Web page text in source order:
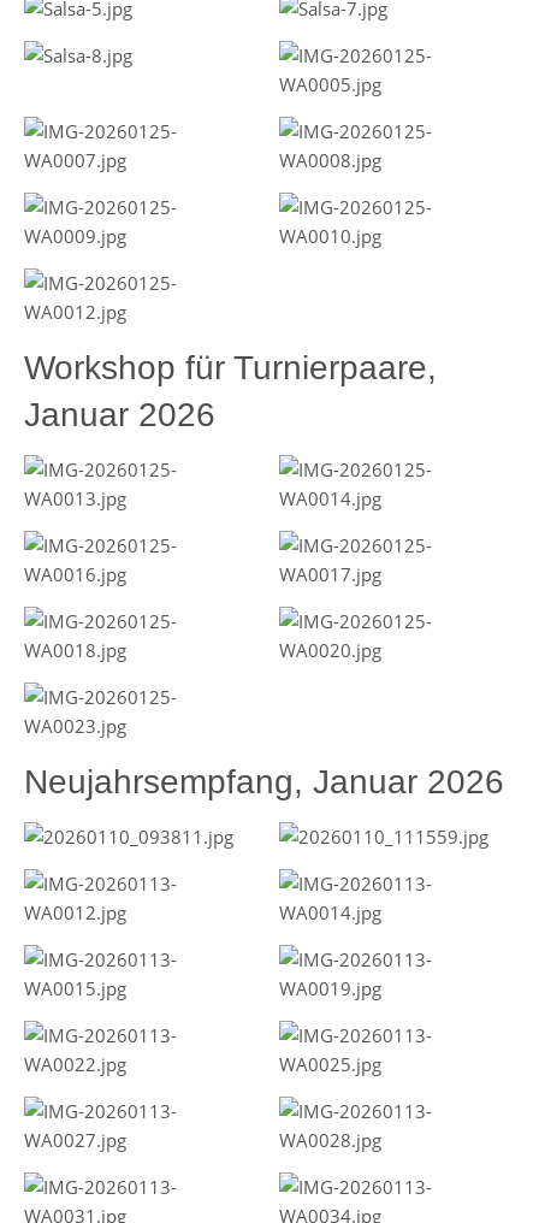
Workshop für Turnierpaare,
Januar 2026
Neujahrsempfang, Januar 2026